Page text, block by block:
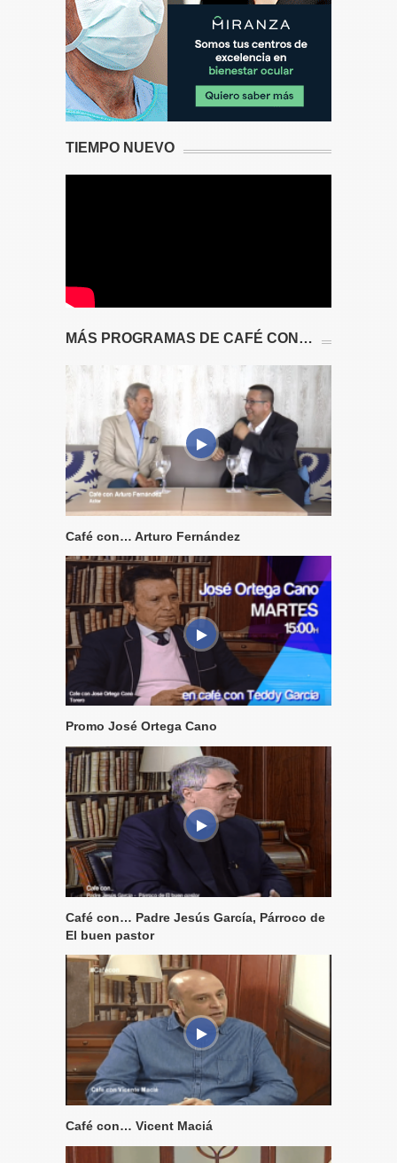
TIEMPO NUEVO
MÁS PROGRAMAS DE CAFÉ CON…
Café con… Arturo Fernández
Promo José Ortega Cano
Café con… Padre Jesús García, Párroco de
El buen pastor
Café con… Vicent Maciá